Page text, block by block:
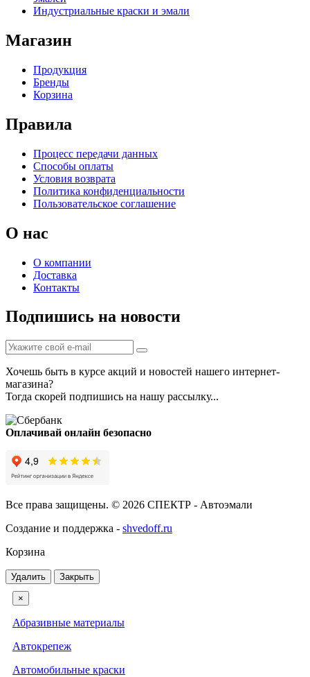
Индустриальные краски и эмали
Магазин
Продукция
Бренды
Корзина
Правила
Процесс передачи данных
Способы оплаты
Условия возврата
Политика конфиденциальности
Пользовательское соглашение
О нас
О компании
Доставка
Контакты
Подпишись на новости
Хочешь быть в курсе акций и новостей нашего интернет-
магазина?
Тогда скорей подпишись на нашу рассылку...
Оплачивай онлайн безопасно
Все права защищены. © 2026 СПЕКТР - Автоэмали
Создание и поддержка - shvedoff.ru
Корзина
Удалить Закрыть
×
Абразивные материалы
Автокрепеж
Автомобильные краски